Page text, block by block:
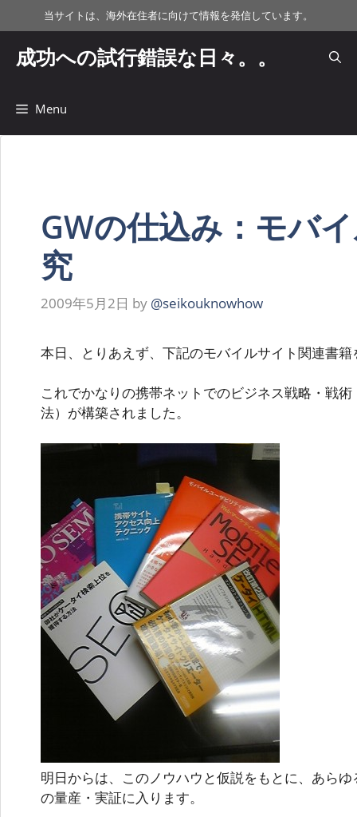
ン
当サイトは、海外在住者に向けて情報を発信しています。
成功への試行錯誤な日々。。
Menu
GWの仕込み：モバ
究
2009年5月2日 by @seikouknowhow
本日、とりあえず、下記のモバイルサイト関連書
これでかなりの携帯ネットでのビジネス戦略・戦
法）が構築されました。
明日からは、このノウハウと仮説をもとに、あら
の量産・実証に入ります。